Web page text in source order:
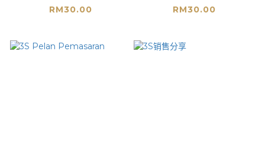
RM30.00 RM30.00